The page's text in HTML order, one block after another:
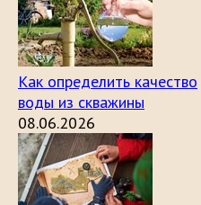
Как определить качество
воды из скважины
08.06.2026